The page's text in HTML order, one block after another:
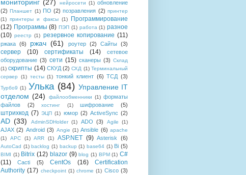
мониторинг (27) нейросети (1) обновление
(2) Планшет (1) ПО (2) позравления (2) принтер
(1) принтеры и факсы (1)
Программирование
(12) Программы (8) ПЭП (1) работа (1) разное
(10) реестр (1) резервное копирование (11)
ржака (6) ржач (61) роутер (2) Сайты (3)
сервер (10) сертификаты (14)
сетевое
оборудование (3) сети (15) сканеры (3) Склад
(1) скрипты (14) СКУД (2) СХД (1) Терминальный
сервер
(1) тесты (1) тонкий клиент (6) ТСД (3)
Турбо9 (1) Улька (84) Управление IT
отделом (24) файлообменники (1) форматы
файлов
(2) хостинг (1) шифрование (5)
штрихкод (7) ЭЦП (1) юмор (2) ActiveSync (2)
AD (33) AdminSDHolder (1) ADO (3) Agile (1)
AJAX (2) Android (3) Angie (1) Ansible (6) apache
(1)
APC (1) ARR (1) ASP.NET (9) Asterisk (6)
AutoCad (1) backlog (1) backup (1) base64 (1) Bi (5)
BIMI (1) Bitrix (12) blazor (9) blog (1) BPM (1) C#
(11)
Cacti (5) CentOs (16)
Certification
Authority (17) checkpoint (1) chrome (1) Cisco (3)